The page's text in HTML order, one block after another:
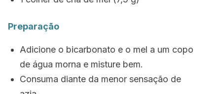
Preparação
Adicione o bicarbonato e o mel a um copo
de água morna e misture bem.
Consuma diante da menor sensação de